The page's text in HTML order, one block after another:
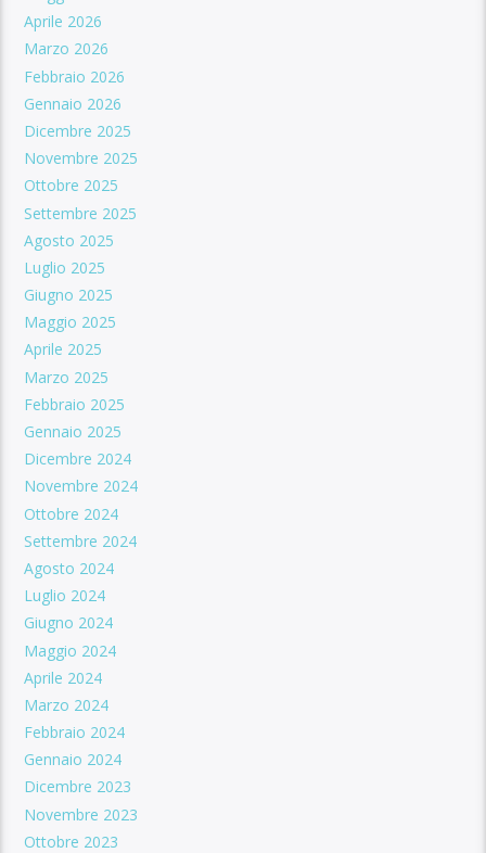
Aprile 2026
Marzo 2026
Febbraio 2026
Gennaio 2026
Dicembre 2025
Novembre 2025
Ottobre 2025
Settembre 2025
Agosto 2025
Luglio 2025
Giugno 2025
Maggio 2025
Aprile 2025
Marzo 2025
Febbraio 2025
Gennaio 2025
Dicembre 2024
Novembre 2024
Ottobre 2024
Settembre 2024
Agosto 2024
Luglio 2024
Giugno 2024
Maggio 2024
Aprile 2024
Marzo 2024
Febbraio 2024
Gennaio 2024
Dicembre 2023
Novembre 2023
Ottobre 2023